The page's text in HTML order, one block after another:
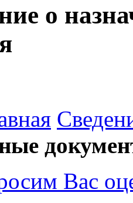
о
Вас